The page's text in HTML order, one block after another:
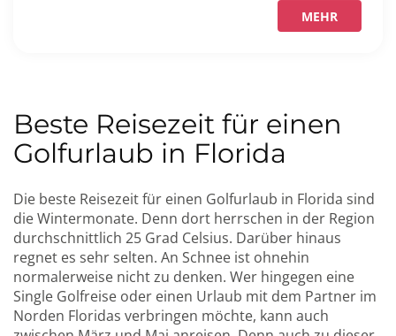
MEHR
Beste Reisezeit für einen
Golfurlaub in Florida
Die beste Reisezeit für einen Golfurlaub in Florida sind
die Wintermonate. Denn dort herrschen in der Region
durchschnittlich 25 Grad Celsius. Darüber hinaus
regnet es sehr selten. An Schnee ist ohnehin
normalerweise nicht zu denken. Wer hingegen eine
Single Golfreise oder einen Urlaub mit dem Partner im
Norden Floridas verbringen möchte, kann auch